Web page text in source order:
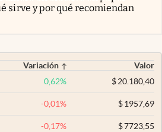
sirve y por qué recomiendan
Variación
Valor
0,62% $20.180,40
-0,01% $1957,69
-0,17% $7723,55